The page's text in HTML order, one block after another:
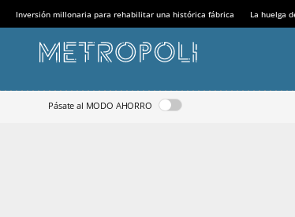
Inversión millonaria para rehabilitar una histórica fábrica La huelga
Pásate al MODO AHORRO